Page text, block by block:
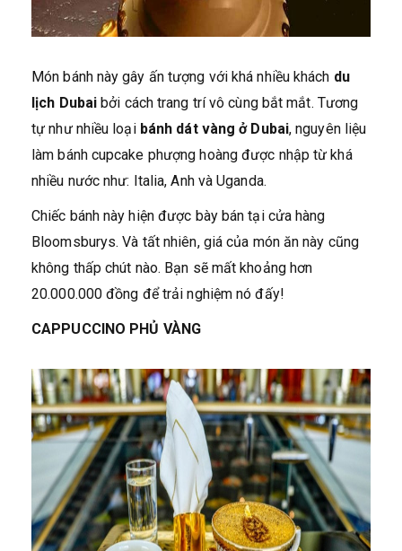
Món bánh này gây ấn tượng với khá nhiều khách du
lịch Dubai bởi cách trang trí vô cùng bắt mắt. Tương
tự như nhiều loại bánh dát vàng ở Dubai, nguyên liệu
làm bánh cupcake phượng hoàng được nhập từ khá
nhiều nước như: Italia, Anh và Uganda.
Chiếc bánh này hiện được bày bán tại cửa hàng
Bloomsburys. Và tất nhiên, giá của món ăn này cũng
không thấp chút nào. Bạn sẽ mất khoảng hơn
20.000.000 đồng để trải nghiệm nó đấy!
CAPPUCCINO PHỦ VÀNG